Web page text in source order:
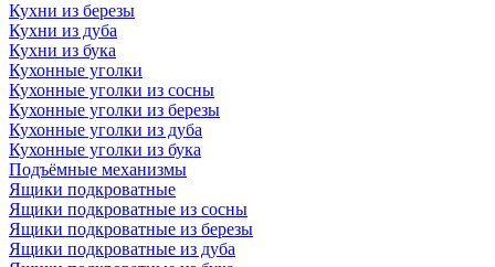
Кухни из березы
Кухни из дуба
Кухни из бука
Кухонные уголки
Кухонные уголки из сосны
Кухонные уголки из березы
Кухонные уголки из дуба
Кухонные уголки из бука
Подъёмные механизмы
Ящики подкроватные
Ящики подкроватные из сосны
Ящики подкроватные из березы
Ящики подкроватные из дуба